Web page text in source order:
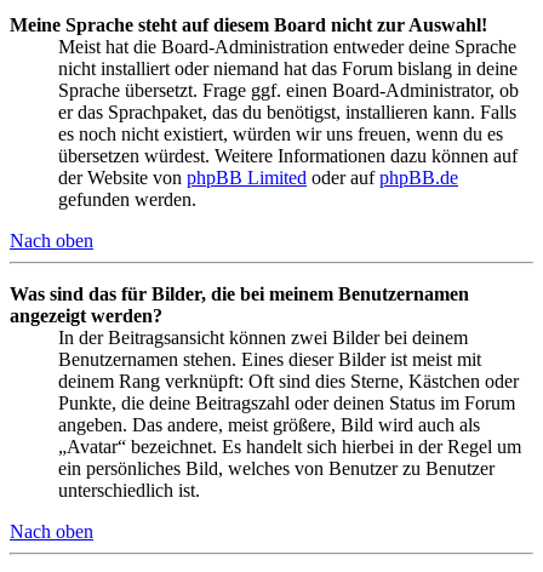
Meine Sprache steht auf diesem Board nicht zur Auswahl!
Meist hat die Board-Administration entweder deine Sprache
nicht installiert oder niemand hat das Forum bislang in deine
Sprache übersetzt. Frage ggf. einen Board-Administrator, ob
er das Sprachpaket, das du benötigst, installieren kann. Falls
es noch nicht existiert, würden wir uns freuen, wenn du es
übersetzen würdest. Weitere Informationen dazu können auf
der Website von phpBB Limited oder aufphpBB.de
gefunden werden.
Nach oben
Was sind das für Bilder, die bei meinem Benutzernamen
angezeigt werden?
In der Beitragsansicht können zwei Bilder bei deinem
Benutzernamen stehen. Eines dieser Bilder ist meist mit
deinem Rang verknüpft: Oft sind dies Sterne, Kästchen oder
Punkte, die deine Beitragszahl oder deinen Status im Forum
angeben. Das andere, meist größere, Bild wird auch als
„Avatar“ bezeichnet. Es handelt sich hierbei in der Regel um
ein persönliches Bild, welches von Benutzer zu Benutzer
unterschiedlich ist.
Nach oben